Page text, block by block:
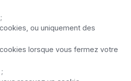
ou uniquement des
lorsque vous fermez votre